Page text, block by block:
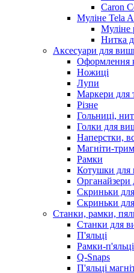
Caron
Муліне Tela
Муліне
Нитка
Аксесуари для
Оформлення
Ножиці
Лупи
Маркери для
Різне
Гольниці,
Голки для
Наперстки,
Магніти-
Рамки
Котушки для
Органайзери
Скриньки
Скриньки
Станки, рамки,
Станки для
П'яльці
Рамки-п'яльці
Q-Snaps
П'яльці